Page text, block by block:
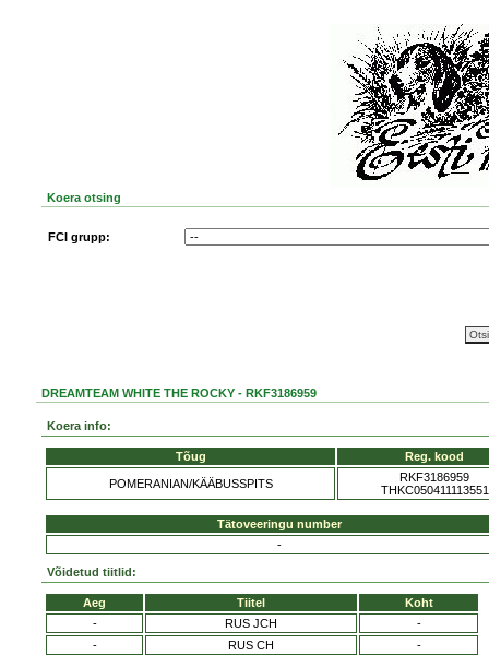
Koera otsing
FCI grupp:
DREAMTEAM WHITE THE ROCKY - RKF3186959
Koera info:
Tõug Reg. kood
POMERANIAN/KÄÄBUSSPITS
RKF3186959
THKC050411113551
Tätoveeringu number
-
Võidetud tiitlid:
Aeg Tiitel
Koht
-
RUS JCH
-
-
RUS CH -